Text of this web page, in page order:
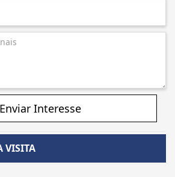
Enviar Interesse
VISITA